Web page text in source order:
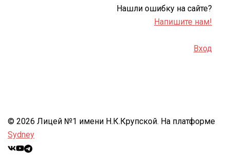
Нашли ошибку на сайте?
Напишите нам!
Вход
© 2026 Лицей №1 имени Н.К.Крупской. На платформе
Sydney